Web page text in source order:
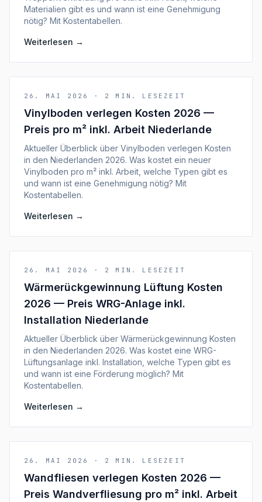
Materialien gibt es und wann ist eine Genehmigung
nötig? Mit Kostentabellen.
Weiterlesen →
26. MAI 2026 · 2 MIN. LESEZEIT
Vinylboden verlegen Kosten 2026 —
Preis pro m² inkl. Arbeit Niederlande
Aktueller Überblick über Vinylboden verlegen Kosten
in den Niederlanden 2026. Was kostet ein neuer
Vinylboden pro m² inkl. Arbeit, welche Typen gibt es
und wann ist eine Genehmigung nötig? Mit
Kostentabellen.
Weiterlesen →
26. MAI 2026 · 2 MIN. LESEZEIT
Wärmerückgewinnung Lüftung Kosten
2026 — Preis WRG-Anlage inkl.
Installation Niederlande
Aktueller Überblick über Wärmerückgewinnung Kosten
in den Niederlanden 2026. Was kostet eine WRG-
Lüftungsanlage inkl. Installation, welche Typen gibt es
und wann ist eine Förderung möglich? Mit
Kostentabellen.
Weiterlesen →
26. MAI 2026 · 2 MIN. LESEZEIT
Wandfliesen verlegen Kosten 2026 —
Preis Wandverfliesung pro m² inkl. Arbeit